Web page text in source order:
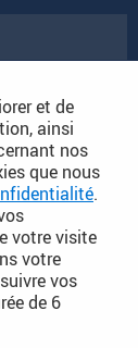
et de
ainsi
nos
que nous
.
votre visite
votre
vos
de 6